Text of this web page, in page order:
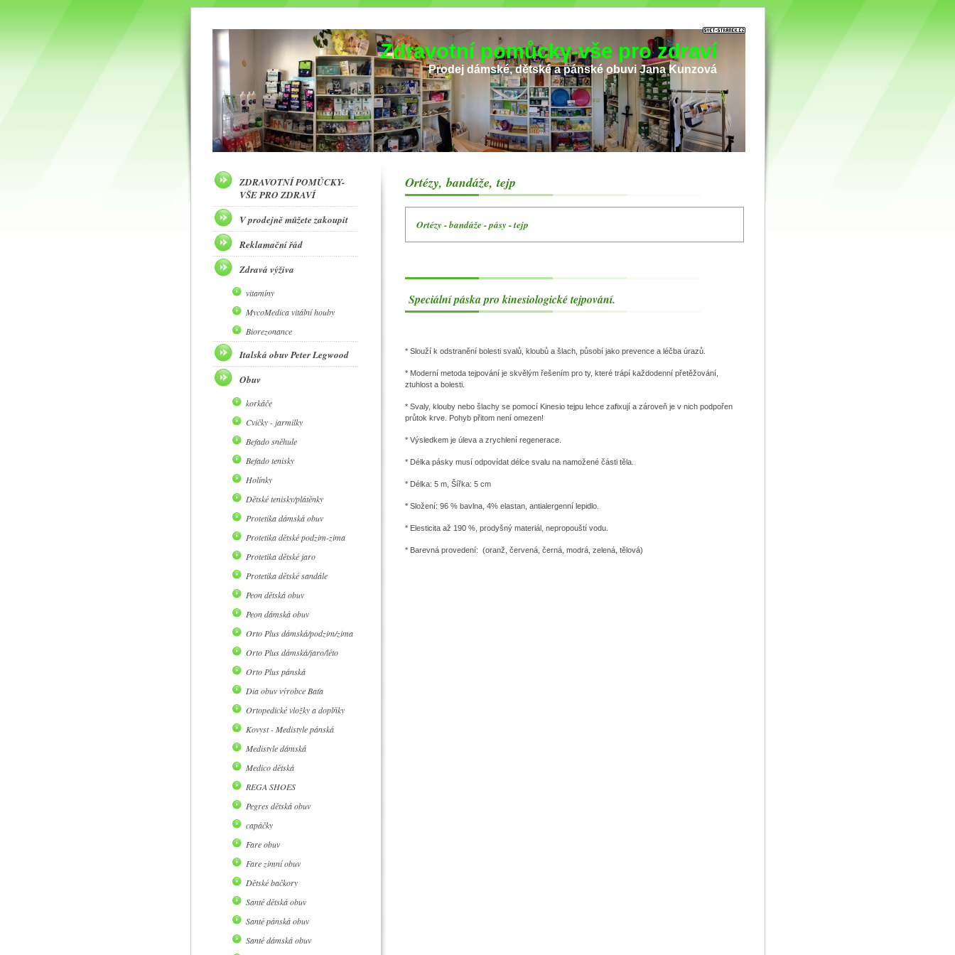
Zdravotní pomůcky-vše pro zdraví
Prodej dámské, dětské a pánské obuvi Jana Kunzová
Ortézy, bandáže, tejp
Ortézy - bandáže - pásy - tejp
Speciální páska pro kinesiologické tejpování.
* Slouží k odstranění bolesti svalů, kloubů a šlach, působí jako prevence a léčba úrazů.
* Moderní metoda tejpování je skvělým řešením pro ty, které trápí každodenní přetěžování,
ztuhlost a bolesti.
* Svaly, klouby nebo šlachy se pomocí Kinesio tejpu lehce zafixují a zároveň je v nich podpořen
průtok krve. Pohyb přitom není omezen!
* Výsledkem je úleva a zrychlení regenerace.
* Délka pásky musí odpovídat délce svalu na namožené části těla.
* Délka: 5 m, Šířka: 5 cm
* Složení: 96 % bavlna, 4% elastan, antialergenní lepidlo.
* Elesticita až 190 %, prodyšný materiál, nepropouští vodu.
* Barevná provedení: (oranž, červená, černá, modrá, zelená, tělová)
ZDRAVOTNÍ POMŮCKY-
VŠE PRO ZDRAVÍ
V prodejně můžete zakoupit
Reklamační řád
Zdravá výživa
vitamíny
MycoMedica vitální houby
Biorezonance
Italská obuv Peter Legwood
Obuv
korkáče
Cvičky - jarmilky
Befado sněhule
Befado tenisky
Holínky
Dětské tenisky/plátěnky
Protetika dámská obuv
Protetika dětské podzim-zima
Protetika dětské jaro
Protetika dětské sandále
Peon dětská obuv
Peon dámská obuv
Orto Plus dámská/podzim/zima
Orto Plus dámská/jaro/léto
Orto Plus pánská
Dia obuv výrobce Baťa
Ortopedické vložky a doplňky
Kovyst - Medistyle pánská
Medistyle dámská
Medico dětská
REGA SHOES
Pegres dětská obuv
capáčky
Fare obuv
Fare zimní obuv
Dětské bačkory
Santé dětská obuv
Santé pánská obuv
Santé dámská obuv